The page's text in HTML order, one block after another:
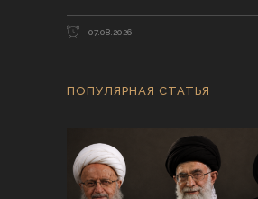
07.08.2026
ПОПУЛЯРНАЯ СТАТЬЯ